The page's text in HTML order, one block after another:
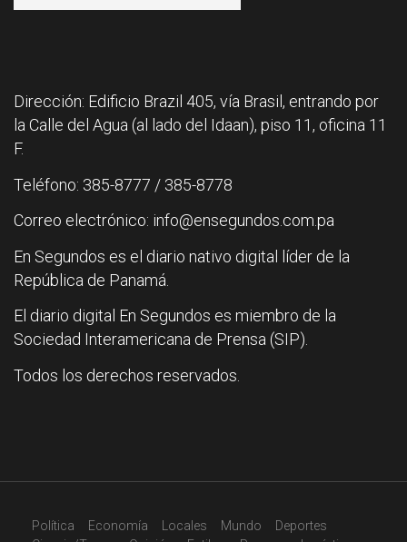
Dirección: Edificio Brazil 405, vía Brasil, entrando por
la Calle del Agua (al lado del Idaan), piso 11, oficina 11
F.
Teléfono: 385-8777 / 385-8778
Correo electrónico: info@ensegundos.com.pa
En Segundos es el diario nativo digital líder de la
República de Panamá.
El diario digital En Segundos es miembro de la
Sociedad Interamericana de Prensa (SIP).
Todos los derechos reservados.
Política Economía Locales Mundo
Deportes